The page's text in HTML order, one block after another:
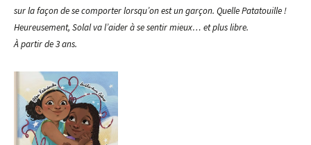
sur la façon de se comporter lorsqu’on est un garçon. Quelle Patatouille !
Heureusement, Solal va l’aider à se sentir mieux… et plus libre.
À partir de 3 ans.